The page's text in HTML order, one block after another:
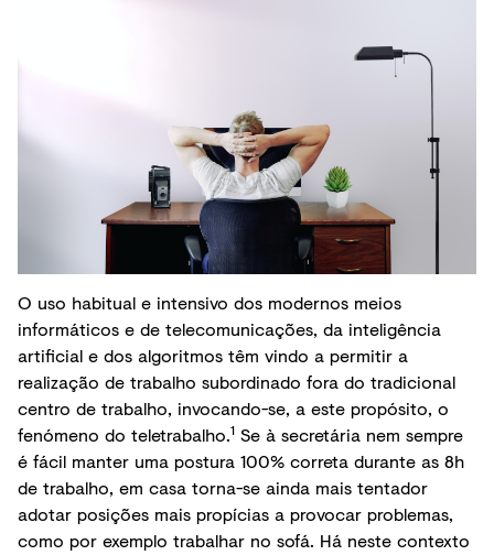
O uso habitual e intensivo dos modernos meios
informáticos e de telecomunicações, da inteligência
artificial e dos algoritmos têm vindo a permitir a
realização de trabalho subordinado fora do tradicional
centro de trabalho, invocando-se, a este propósito, o
fenómeno do teletrabalho.1 Se à secretária nem sempre
é fácil manter uma postura 100% correta durante as 8h
de trabalho, em casa torna-se ainda mais tentador
adotar posições mais propícias a provocar problemas,
como por exemplo trabalhar no sofá. Há neste contexto